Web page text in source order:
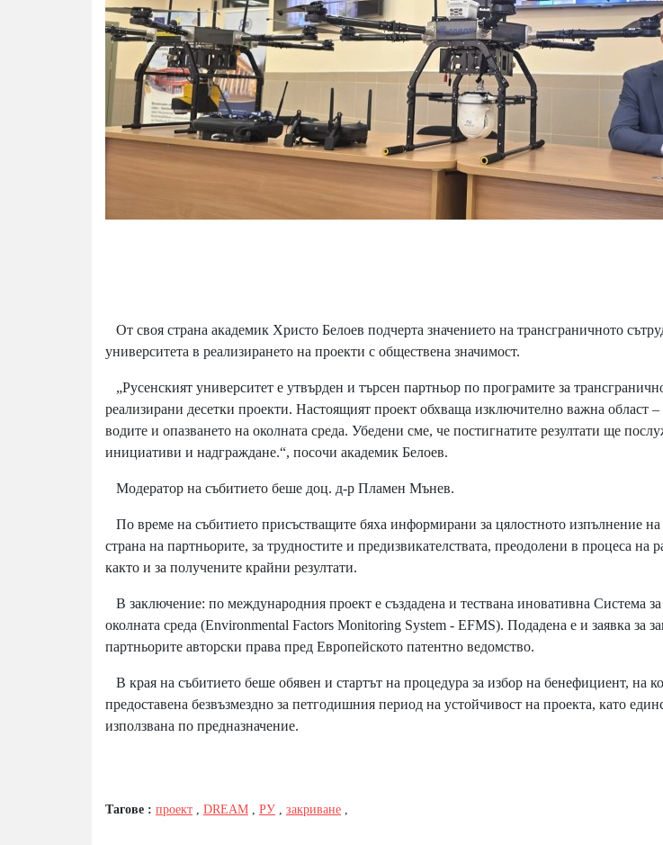
От своя страна академик Христо Белоев подчерта значението на трансграничното
университета в реализирането на проекти с обществена значимост.
„Русенският университет е утвърден и търсен партньор по програмите за
реализирани десетки проекти. Настоящият проект обхваща изключително важна област –
водите и опазването на околната среда. Убедени сме, че постигнатите резултати ще
инициативи и надграждане.“, посочи академик Белоев.
Модератор на събитието беше доц. д-р Пламен Мънев.
По време на събитието присъстващите бяха информирани за цялостното изпълнение
страна на партньорите, за трудностите и предизвикателствата, преодолени в процеса на
както и за получените крайни резултати.
В заключение: по международния проект е създадена и тествана иновативна Система
околната среда (Environmental Factors Monitoring System - EFMS). Подадена е и заявка за
партньорите авторски права пред Европейското патентно ведомство.
В края на събитието беше обявен и стартът на процедура за избор на бенефициент, на
предоставена безвъзмездно за петгодишния период на устойчивост на проекта, като
използвана по предназначение.
Тагове : проект DREAM РУ закриване